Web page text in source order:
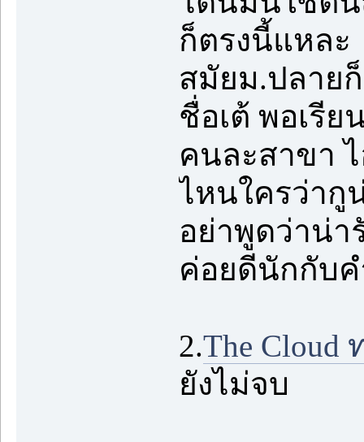
ก็ตรงนี้แหละ
สมัยม.ปลาย
ชื่อเต้ พอเรี
คนละสาขา
ไหนใครว่ากู
อย่าพูดว่าน่า
ค่อยดีนักกับ
2.The Cloud
ยังไม่จบ